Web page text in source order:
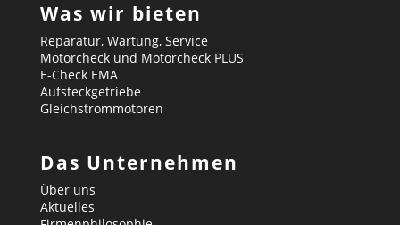
Was wir bieten
Reparatur, Wartung, Service
Motorcheck und Motorcheck PLUS
E-Check EMA
Aufsteckgetriebe
Gleichstrommotoren
Das Unternehmen
Über uns
Aktuelles